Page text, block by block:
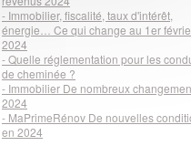
- Immobilier, fiscalité, taux d'intérêt,
énergie… Ce qui change au 1er
2024
- Quelle réglementation pour les
de cheminée ?
- Immobilier De nombreux
2024
- MaPrimeRénov De nouvelles
en 2024